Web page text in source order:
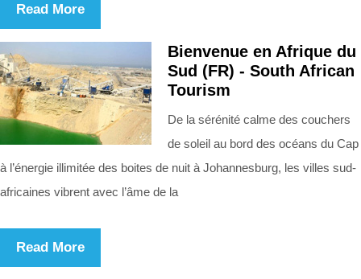
Read More
Bienvenue en Afrique du
Sud (FR) - South African
Tourism
De la sérénité calme des couchers
de soleil au bord des océans du Cap
à l’énergie illimitée des boites de nuit à Johannesburg, les villes sud-
africaines vibrent avec l’âme de la
Read More